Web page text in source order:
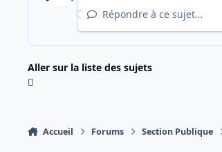
Répondre à ce sujet…
Aller sur la liste des sujets
Accueil Forums Section Publique